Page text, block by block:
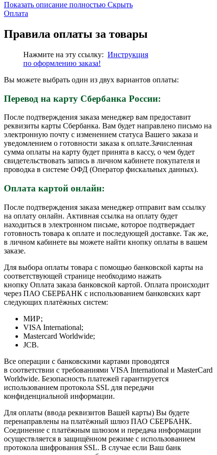
Показать описание полностью Скрыть
Оплата
Правила оплаты за товары
Нажмите на эту ссылку: Инструкция
по оформлению заказа!
Вы можете выбрать один из двух вариантов оплаты:
Перевод на карту Сбербанка России:
После подтверждения заказа менеджер вам предоставит
реквизиты карты Сбербанка. Вам будет направлено письмо на
электронную почту с изменением статуса Вашего заказа и
уведомлением о готовности заказа к оплате.Зачисленная
сумма оплаты на карту будет принята в кассу, о чем будет
свидетельствовать запись в личном кабинете покупателя и
проводка в системе ОФД (Оператор фискальных данных).
Оплата картой онлайн:
После подтверждения заказа менеджер отправит вам ссылку
на оплату онлайн. Активная ссылка на оплату будет
находиться в электронном письме, которое подтверждает
готовность товара к оплате и последующей доставке. Так же,
в личном кабинете вы можете найти кнопку оплаты в вашем
заказе.
Для выбора оплаты товара с помощью банковской карты на
соответствующей странице необходимо нажать
кнопку Оплата заказа банковской картой. Оплата происходит
через ПАО СБЕРБАНК с использованием банковских карт
следующих платёжных систем:
МИР;
VISA International;
Mastercard Worldwide;
JCB.
Все операции с банковскими картами проводятся
в соответствии с требованиями VISA International и MasterCard
Worldwide. Безопасность платежей гарантируется
использованием протокола SSL для передачи
конфиденциальной информации.
Для оплаты (ввода реквизитов Вашей карты) Вы будете
перенаправлены на платёжный шлюз ПАО СБЕРБАНК.
Соединение с платёжным шлюзом и передача информации
осуществляется в защищённом режиме с использованием
протокола шифрования SSL. В случае если Ваш банк